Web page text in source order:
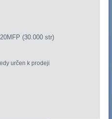
(30.000 str)
určen k prodeji